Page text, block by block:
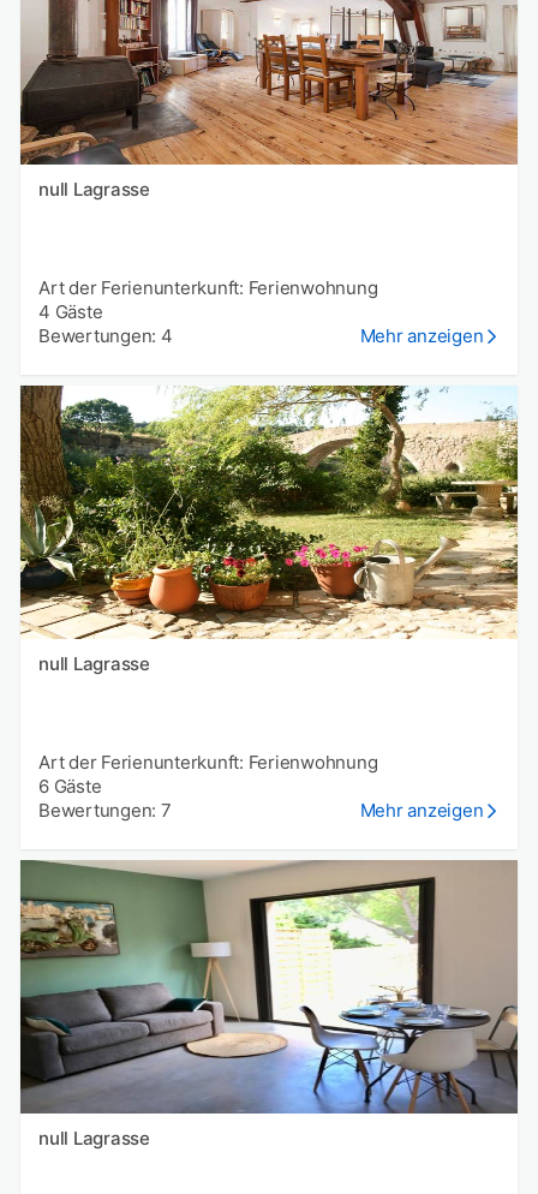
null Lagrasse
Art der Ferienunterkunft: Ferienwohnung
4 Gäste
Bewertungen: 4
Mehr anzeigen
null Lagrasse
Art der Ferienunterkunft: Ferienwohnung
6 Gäste
Bewertungen: 7
Mehr anzeigen
null Lagrasse